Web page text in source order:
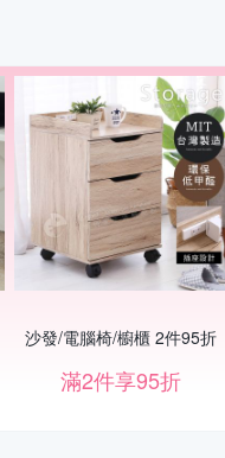
沙發/電腦椅/櫥櫃 2件95折
滿2件享95折